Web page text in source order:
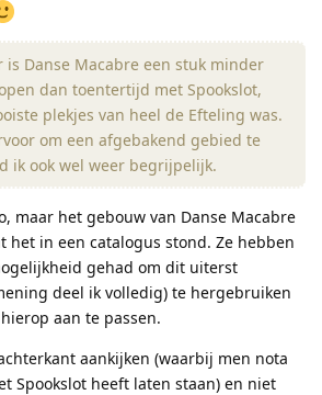
is Danse Macabre een stuk minder
dan toentertijd met Spookslot,
plekjes van heel de Efteling was.
om een afgebakend gebied te
ik ook wel weer begrijpelijk.
maar het gebouw van Danse Macabre
het in een catalogus stond. Ze hebben
gehad om dit uiterst
deel ik volledig) te hergebruiken
aan te passen.
aankijken (waarbij men nota
Spookslot heeft laten staan) en niet